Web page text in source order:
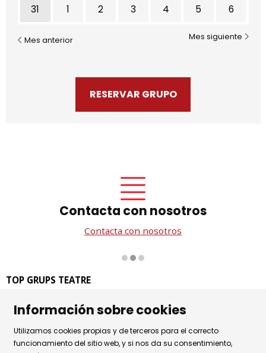
31 1 2 3 4 5 6
Mes anterior Mes siguiente
RESERVAR GRUPO
Contacta con nosotros
Contacta con nosotros
TOP GRUPS TEATRE
08002 Barcelona
Tel. 93 441 39 79
Horario de atención: de lunes a jueves de 9.30h a 17.30h
Información sobre cookies
Utilizamos cookies propias y de terceros para el correcto
funcionamiento del sitio web, y si nos da su consentimiento,